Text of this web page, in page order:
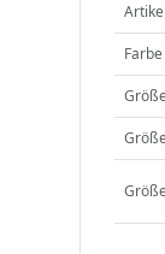
Farbe